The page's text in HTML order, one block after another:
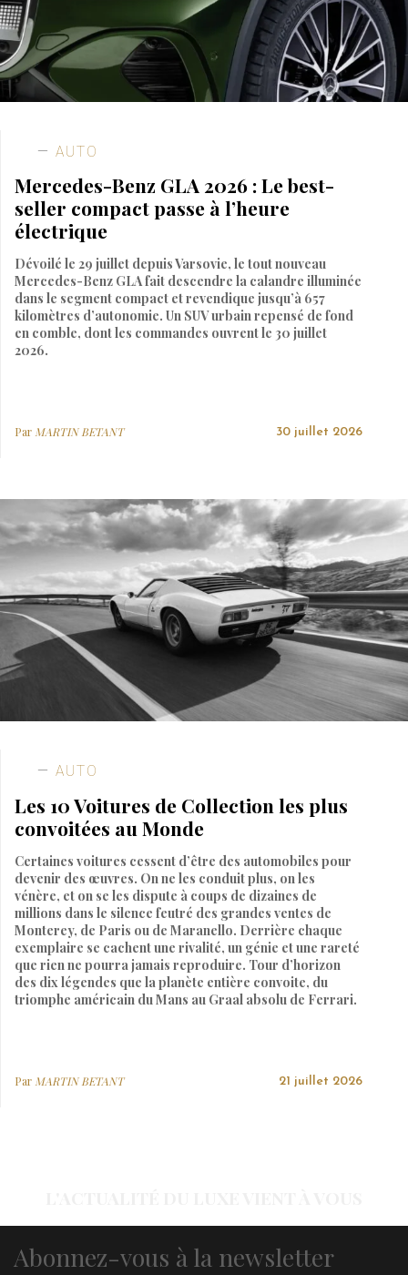
AUTO
Mercedes-Benz GLA 2026 : Le best-
seller compact passe à l’heure
électrique
Dévoilé le 29 juillet depuis Varsovie, le tout nouveau
Mercedes-Benz GLA fait descendre la calandre illuminée
dans le segment compact et revendique jusqu’à 657
kilomètres d’autonomie. Un SUV urbain repensé de fond
en comble, dont les commandes ouvrent le 30 juillet
2026.
Par MARTIN BETANT 30 juillet 2026
AUTO
Les 10 Voitures de Collection les plus
convoitées au Monde
Certaines voitures cessent d’être des automobiles pour
devenir des œuvres. On ne les conduit plus, on les
vénère, et on se les dispute à coups de dizaines de
millions dans le silence feutré des grandes ventes de
Monterey, de Paris ou de Maranello. Derrière chaque
exemplaire se cachent une rivalité, un génie et une rareté
que rien ne pourra jamais reproduire. Tour d’horizon
des dix légendes que la planète entière convoite, du
triomphe américain du Mans au Graal absolu de Ferrari.
Par MARTIN BETANT 21 juillet 2026
Abonnez-vous à la newsletter